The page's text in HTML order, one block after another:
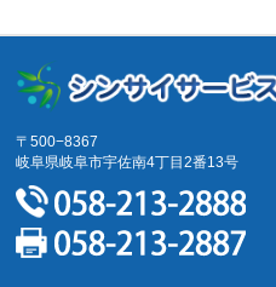
〒500−8367
岐阜県岐阜市宇佐南4丁目2番13号